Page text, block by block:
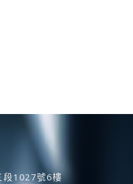
段1027號6樓